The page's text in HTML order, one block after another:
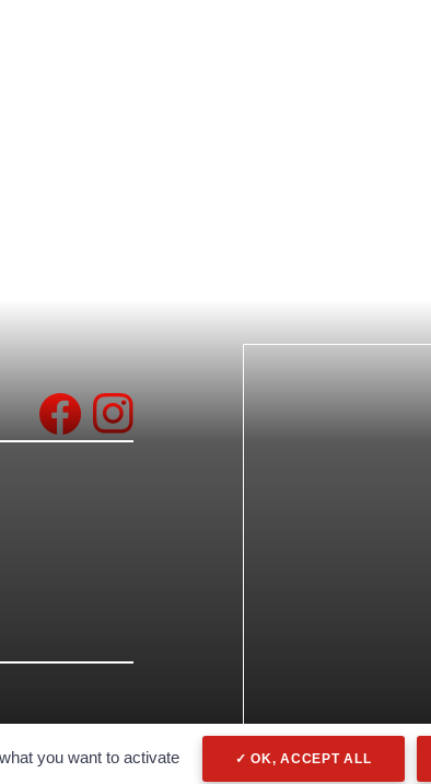
Politique de confidentialité
you want to activate OK, ACCEPT ALL